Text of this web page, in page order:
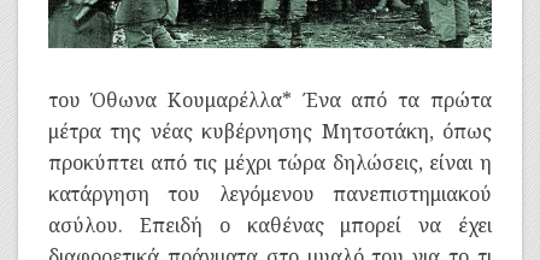
του Όθωνα Κουμαρέλλα* Ένα από τα πρώτα
μέτρα της νέας κυβέρνησης Μητσοτάκη, όπως
προκύπτει από τις μέχρι τώρα δηλώσεις, είναι η
κατάργηση του λεγόμενου πανεπιστημιακού
ασύλου. Επειδή ο καθένας μπορεί να έχει